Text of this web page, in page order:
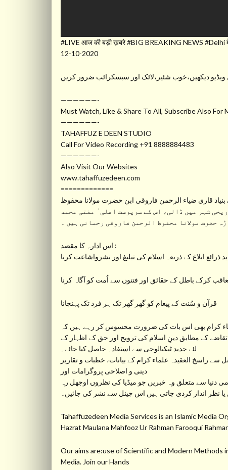
#LIVE आज की बड़ी ख़बरे #BIG BREAKING NEWS #Delhi
12-10-2020
دیکھیں،خوب شئیر،لائک اور سبسکرائب ضرور کریں
——————-
Must Watch, Like & Share To All, Subscribe Also For
——————-
TAHAFFUZ E DEEN STUDIO
Call For Video Recording +91 8888884483
——————-
Also Visit Our Websites
www.tahaffuzedeen.com
=============
قاری ضیاء الرحمن فاروقی ابن حضرت مولانا محفوظ
قبل اورنگ آباد جیسے تاریخی شہر میں ڈالی، اس کے سرپرست اعلی ٰ مفتی محمد
حضرت مولانا محفوظ الرحمن فاروقی رحمانی ہیں ۔
اس ادارہ کا مقصد :
ذرائع ابلاغ کے ذریعہ اسلام کی تبلیغ اور نشرواشاعت کرنا
کرکے باطل کے حقائق اور فتنوں سے اُمت کو آگاہ کرنا
قرآن و سُنت کے پیغام کو گھر گھر تک ہر فرد تک پہنچانا
کرام بھی اس بات کی ضرورت محسوس کر رہے ہیں کہ
کے مطابق دینِ اسلام کی ترویج اور حق کے اظہار کے
لئے جدید ٹیکنالوجی سے استفادہ حاصل کیا جائے۔
دینی و اصلاحی پروگرامات اور
دنیا سے متعلق وہ خبریں جو میڈیا کی نظروں اوجھل رہ
یا نظر انداز کردی جاتی ہیں اس چینل سے نشر کی جائیں۔
Tahaffuzedeen Media Services is an Islamic Media
Hazrat Maulana Mahfooz Ur Rahman Farooqui
Our aims are:use of Scientific and Modern Methods
Media. Join our Hands